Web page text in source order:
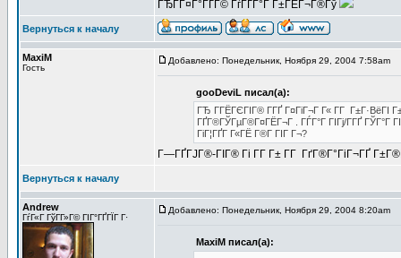
ГЂГ­Г¤Г°ГҐГ© ГѓГҐГ°Г Г±ГЁГ¬Г®Гў
Вернуться к началу
MaxiM
Гость
Добавлено: Понедельник, Ноября 29, 2004 7:58am
gooDeviL писал(а):
ГЂ Г­ГЁГЄГІГ® Г­ГҐ Г¤ГіГ¬Г Г« Г­Г Г±Г·ВёГІ
ГҐГ®ГЎГµГ®Г¤ГЁГ¬Г . ГЃГ°Г ГІГј/Г­ГҐ
ГіГ¦ГҐГ­ Г«ГЁ Г®Г­ ГІГ Г¬?
Г—ГҐГЈГ®-ГІГ® Гі Г­Г Г± Г­Г ГґГ®Г°ГіГ¬ГҐ
Вернуться к началу
Andrew
ГѓГ«Г ГўГ­Г»Г© ГІГ°ГҐГЇГ Г·
Добавлено: Понедельник, Ноября 29, 2004 8:20am
MaxiM писал(а):